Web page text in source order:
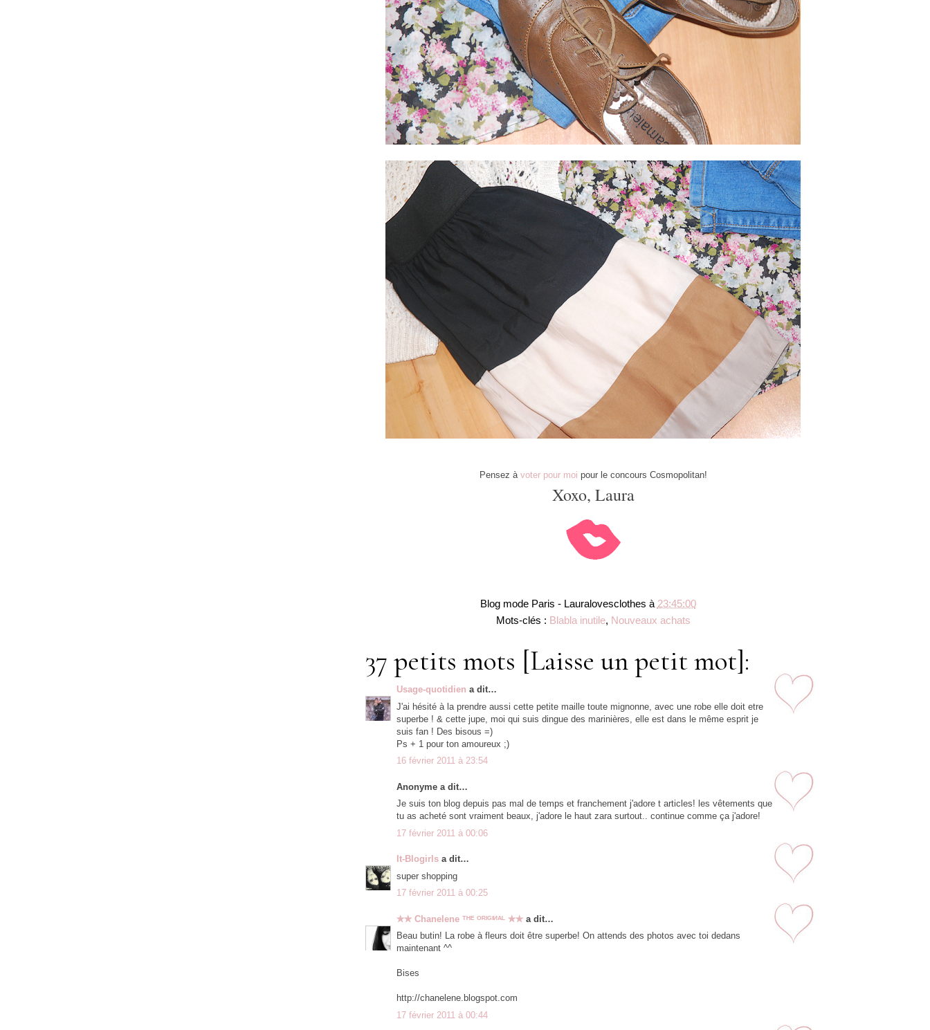
Pensez à voter pour moi pour le concours Cosmopolitan!
Xoxo, Laura
Blog mode Paris - Lauralovesclothes à 23:45:00
Mots-clés : Blabla inutile, Nouveaux achats
37 petits mots [Laisse un petit mot]:
Usage-quotidien a dit…
J'ai hésité à la prendre aussi cette petite maille toute mignonne, avec une robe elle doit etre
superbe ! & cette jupe, moi qui suis dingue des marinières, elle est dans le même esprit je
suis fan ! Des bisous =)
Ps + 1 pour ton amoureux ;)
16 février 2011 à 23:54
Anonyme a dit…
Je suis ton blog depuis pas mal de temps et franchement j'adore t articles! les vêtements que
tu as acheté sont vraiment beaux, j'adore le haut zara surtout.. continue comme ça j'adore!
17 février 2011 à 00:06
It-Blogirls a dit…
super shopping
17 février 2011 à 00:25
✯✯ Chanelene ᵀᴴᴱ ᴼᴿᴵᴳᴵᴻᴬᴸ ✯✯ a dit…
Beau butin! La robe à fleurs doit être superbe! On attends des photos avec toi dedans
maintenant ^^
Bises
http://chanelene.blogspot.com
17 février 2011 à 00:44